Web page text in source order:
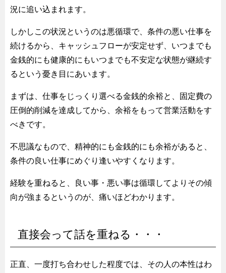
況に追い込まれます。
しかしこの状況というのは悪循環で、条件の悪い仕事を
続けるから、キャッシュフローが安定せず、いつまでも
金銭的にも健康的にもいつまでも不安定な状態が継続す
るという憂き目にあいます。
まずは、仕事をじっくり選べる金銭的余裕と、固定費の
圧倒的削減を達成してから、余裕をもって営業活動をす
べきです。
不思議なもので、精神的にも金銭的にも余裕があると、
条件の良い仕事にめぐり逢いやすくなります。
経験を重ねると、良い事・悪い事は循環してよりその傾
向が強まるというのが、痛いほどわかります。
直接会って話を重ねる・・・
正直、一度打ち合わせした程度では、その人の本性はわ